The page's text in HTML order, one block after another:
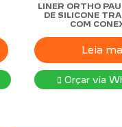
LINER ORTHO
DE SILICONE
COM
Leia
Orçar via